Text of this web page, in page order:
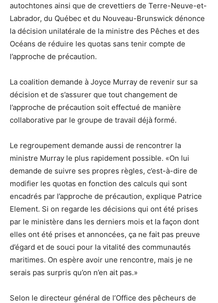
autochtones ainsi que de crevettiers de Terre-Neuve-et-
Labrador, du Québec et du Nouveau-Brunswick dénonce
la décision unilatérale de la ministre des Pêches et des
Océans de réduire les quotas sans tenir compte de
l’approche de précaution.
La coalition demande à Joyce Murray de revenir sur sa
décision et de s’assurer que tout changement de
l’approche de précaution soit effectué de manière
collaborative par le groupe de travail déjà formé.
Le regroupement demande aussi de rencontrer la
ministre Murray le plus rapidement possible. «On lui
demande de suivre ses propres règles, c’est-à-dire de
modifier les quotas en fonction des calculs qui sont
encadrés par l’approche de précaution, explique Patrice
Element. Si on regarde les décisions qui ont été prises
par le ministère dans les derniers mois et la façon dont
elles ont été prises et annoncées, ça ne fait pas preuve
d’égard et de souci pour la vitalité des communautés
maritimes. On espère avoir une rencontre, mais je ne
serais pas surpris qu’on n’en ait pas.»
Selon le directeur général de l’Office des pêcheurs de